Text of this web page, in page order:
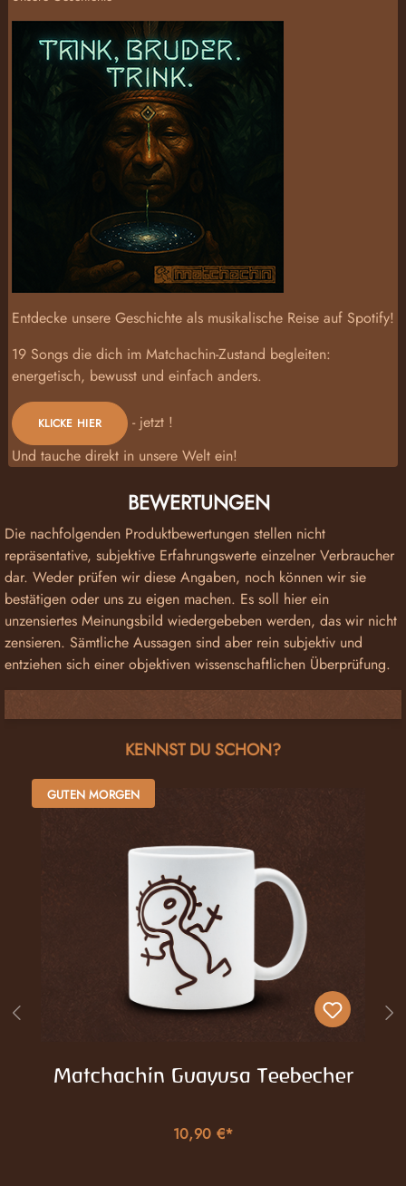
Entdecke unsere Geschichte als musikalische Reise auf Spotify!
19 Songs die dich im Matchachin-Zustand begleiten:
energetisch, bewusst und einfach anders.
KLICKE HIER
- jetzt !
Und tauche direkt in unsere Welt ein!
BEWERTUNGEN
Die nachfolgenden Produktbewertungen stellen nicht
repräsentative, subjektive Erfahrungswerte einzelner Verbraucher
dar. Weder prüfen wir diese Angaben, noch können wir sie
bestätigen oder uns zu eigen machen. Es soll hier ein
unzensiertes Meinungsbild wiedergebeben werden, das wir nicht
zensieren. Sämtliche Aussagen sind aber rein subjektiv und
entziehen sich einer objektiven wissenschaftlichen Überprüfung.
Produktgalerie überspringenKENNST DU SCHON?
GUTEN MORGEN
Matchachin Guayusa Teebecher
10,90 €*